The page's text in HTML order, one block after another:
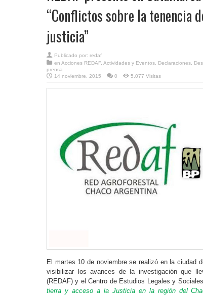
“Conflictos sobre la tenencia
justicia”
Publicado por: redaf
en Acciones REDAF, Actividades y Eventos Declaraciones
prensa
14 noviembre, 2015
0 5,077 Visitas
El martes 10 de noviembre se realizó en la ciudad
visibilizar los avances de la investigación que
(REDAF) y el Centro de Estudios Legales y
tierra y acceso a la Justicia en la región del